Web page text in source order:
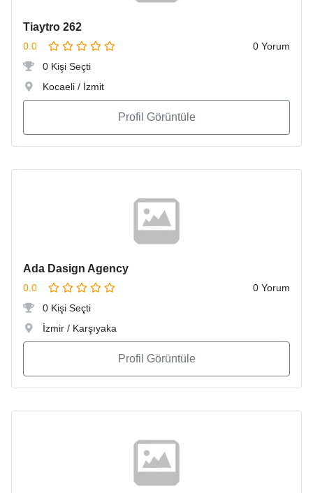
Tiaytro 262
0.0
0 Yorum
0 Kişi Seçti
Kocaeli / İzmit
Profil Görüntüle
Ada Dasign Agency
0.0
0 Yorum
0 Kişi Seçti
İzmir / Karşıyaka
Profil Görüntüle